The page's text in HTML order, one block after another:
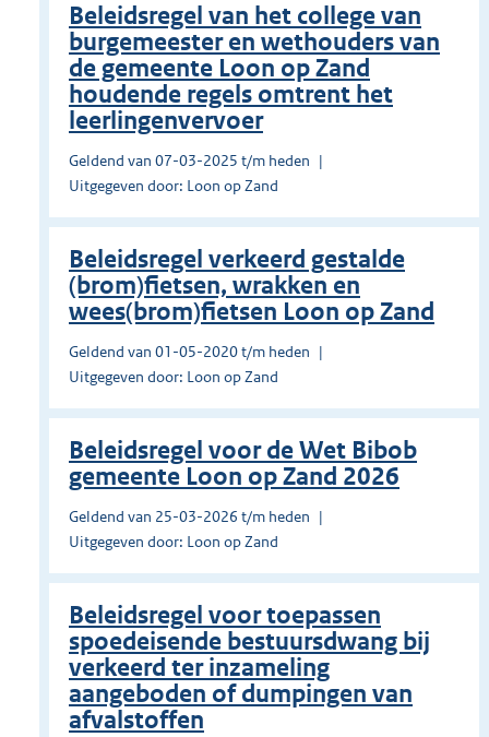
Beleidsregel van het college van
burgemeester en wethouders van
de gemeente Loon op Zand
houdende regels omtrent het
leerlingenvervoer
Geldend van 07-03-2025 t/m heden
Uitgegeven door: Loon op Zand
Beleidsregel verkeerd gestalde
(brom)fietsen, wrakken en
wees(brom)fietsen Loon op Zand
Geldend van 01-05-2020 t/m heden
Uitgegeven door: Loon op Zand
Beleidsregel voor de Wet Bibob
gemeente Loon op Zand 2026
Geldend van 25-03-2026 t/m heden
Uitgegeven door: Loon op Zand
Beleidsregel voor toepassen
spoedeisende bestuursdwang bij
verkeerd ter inzameling
aangeboden of dumpingen van
afvalstoffen